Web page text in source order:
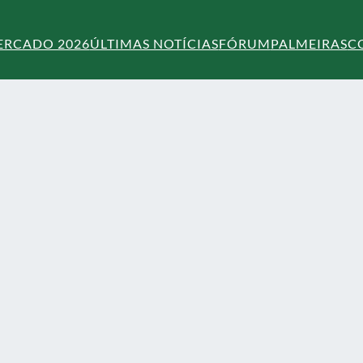
2026ÚLTIMAS NOTÍCIASFÓRUMPALMEIRAS